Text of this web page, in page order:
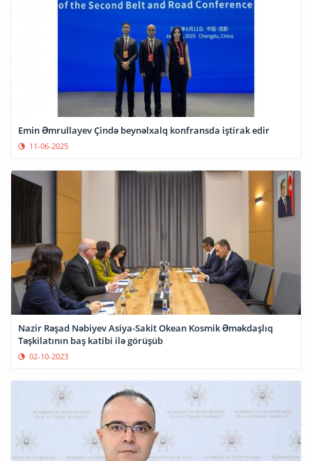
Emin Əmrullayev Çində beynəlxalq konfransda iştirak edir
11-06-2025
Nazir Rəşad Nəbiyev Asiya-Sakit Okean Kosmik Əməkdaşlıq
Təşkilatının baş katibi ilə görüşüb
02-10-2023